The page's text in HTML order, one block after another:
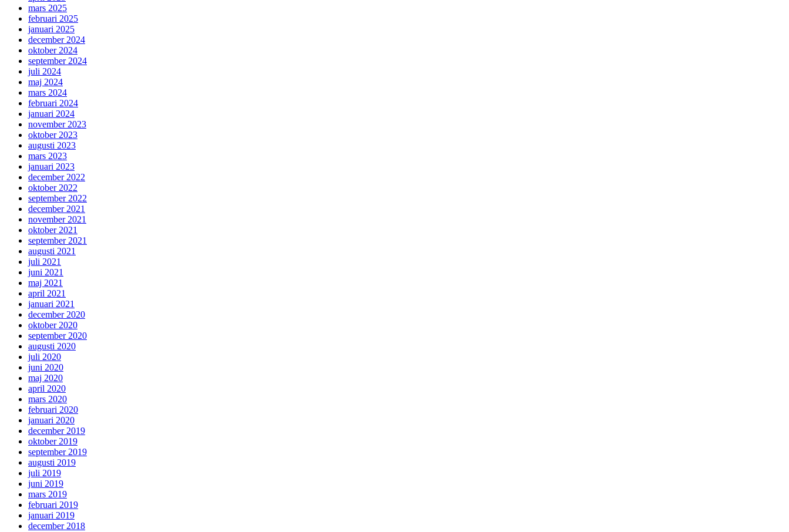
mars 2025
februari 2025
januari 2025
december 2024
oktober 2024
september 2024
juli 2024
maj 2024
mars 2024
februari 2024
januari 2024
november 2023
oktober 2023
augusti 2023
mars 2023
januari 2023
december 2022
oktober 2022
september 2022
december 2021
november 2021
oktober 2021
september 2021
augusti 2021
juli 2021
juni 2021
maj 2021
april 2021
januari 2021
december 2020
oktober 2020
september 2020
augusti 2020
juli 2020
juni 2020
maj 2020
april 2020
mars 2020
februari 2020
januari 2020
december 2019
oktober 2019
september 2019
augusti 2019
juli 2019
juni 2019
mars 2019
februari 2019
januari 2019
december 2018